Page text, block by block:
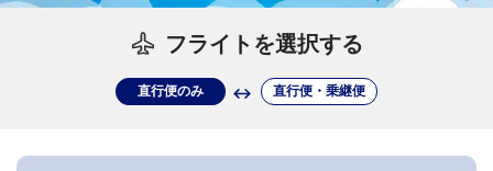
フライトを選択する
直行便のみ 直行便・乗継便